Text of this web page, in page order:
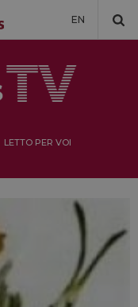
EN
LETTO PER VOI